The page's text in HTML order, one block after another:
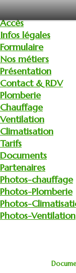
Accès
Infos légales
Formulaire
Nos métiers
Présentation
Contact & RDV
Plomberie
Chauffage
Ventilation
Climatisation
Tarifs
Documents
Partenaires
Photos-chauffage
Photos-Plomberie
Photos-
Photos-Ventilation